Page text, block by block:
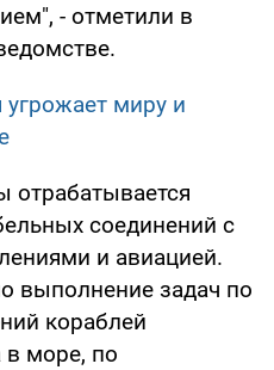
- отметили в
миру и
отрабатывается
соединений с
и авиацией.
выполнение задач по
кораблей
в море, по